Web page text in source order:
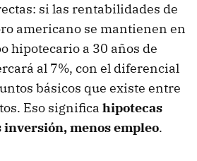
si las rentabilidades de
americano se mantienen en
hipotecario a 30 años de
al 7%, con el diferencial
básicos que existe entre
Eso significa hipotecas
inversión, menos empleo.